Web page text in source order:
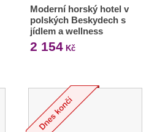
Moderní horský hotel v
polských Beskydech s
jídlem a wellness
2 154Kč